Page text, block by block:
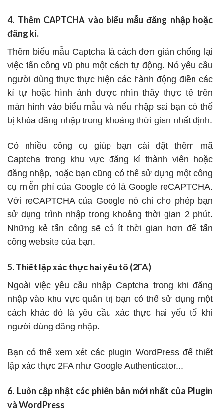
4. Thêm CAPTCHA vào biểu mẫu đăng nhập hoặc
đăng kí.
Thêm biểu mẫu Captcha là cách đơn giản chống lại
việc tấn công vũ phu một cách tự động. Nó yêu cầu
người dùng thực thực hiện các hành động điền các
kí tự hoặc hình ảnh được nhìn thấy thực tế trên
màn hình vào biểu mẫu và nếu nhập sai bạn có thể
bị khóa đăng nhập trong khoảng thời gian nhất định.
Có nhiều công cụ giúp bạn cài đặt thêm mã
Captcha trong khu vực đăng kí thành viên hoặc
đăng nhập, hoặc bạn cũng có thể sử dụng một công
cụ miễn phí của Google đó là Google reCAPTCHA.
Với reCAPTCHA của Google nó chỉ cho phép bạn
sử dụng trình nhập trong khoảng thời gian 2 phút.
Những kẻ tấn công sẽ có ít thời gian hơn để tấn
công website của bạn.
5. Thiết lập xác thực hai yếu tố (2FA)
Ngoài việc yêu cầu nhập Captcha trong khi đăng
nhập vào khu vực quản trị bạn có thể sử dụng một
cách khác đó là yêu cầu xác thực hai yếu tố khi
người dùng đăng nhập.
Bạn có thể xem xét các plugin WordPress để thiết
lập xác thực 2FA như Google Authenticator...
6. Luôn cập nhật các phiên bản mới nhất của Plugin
và WordPress